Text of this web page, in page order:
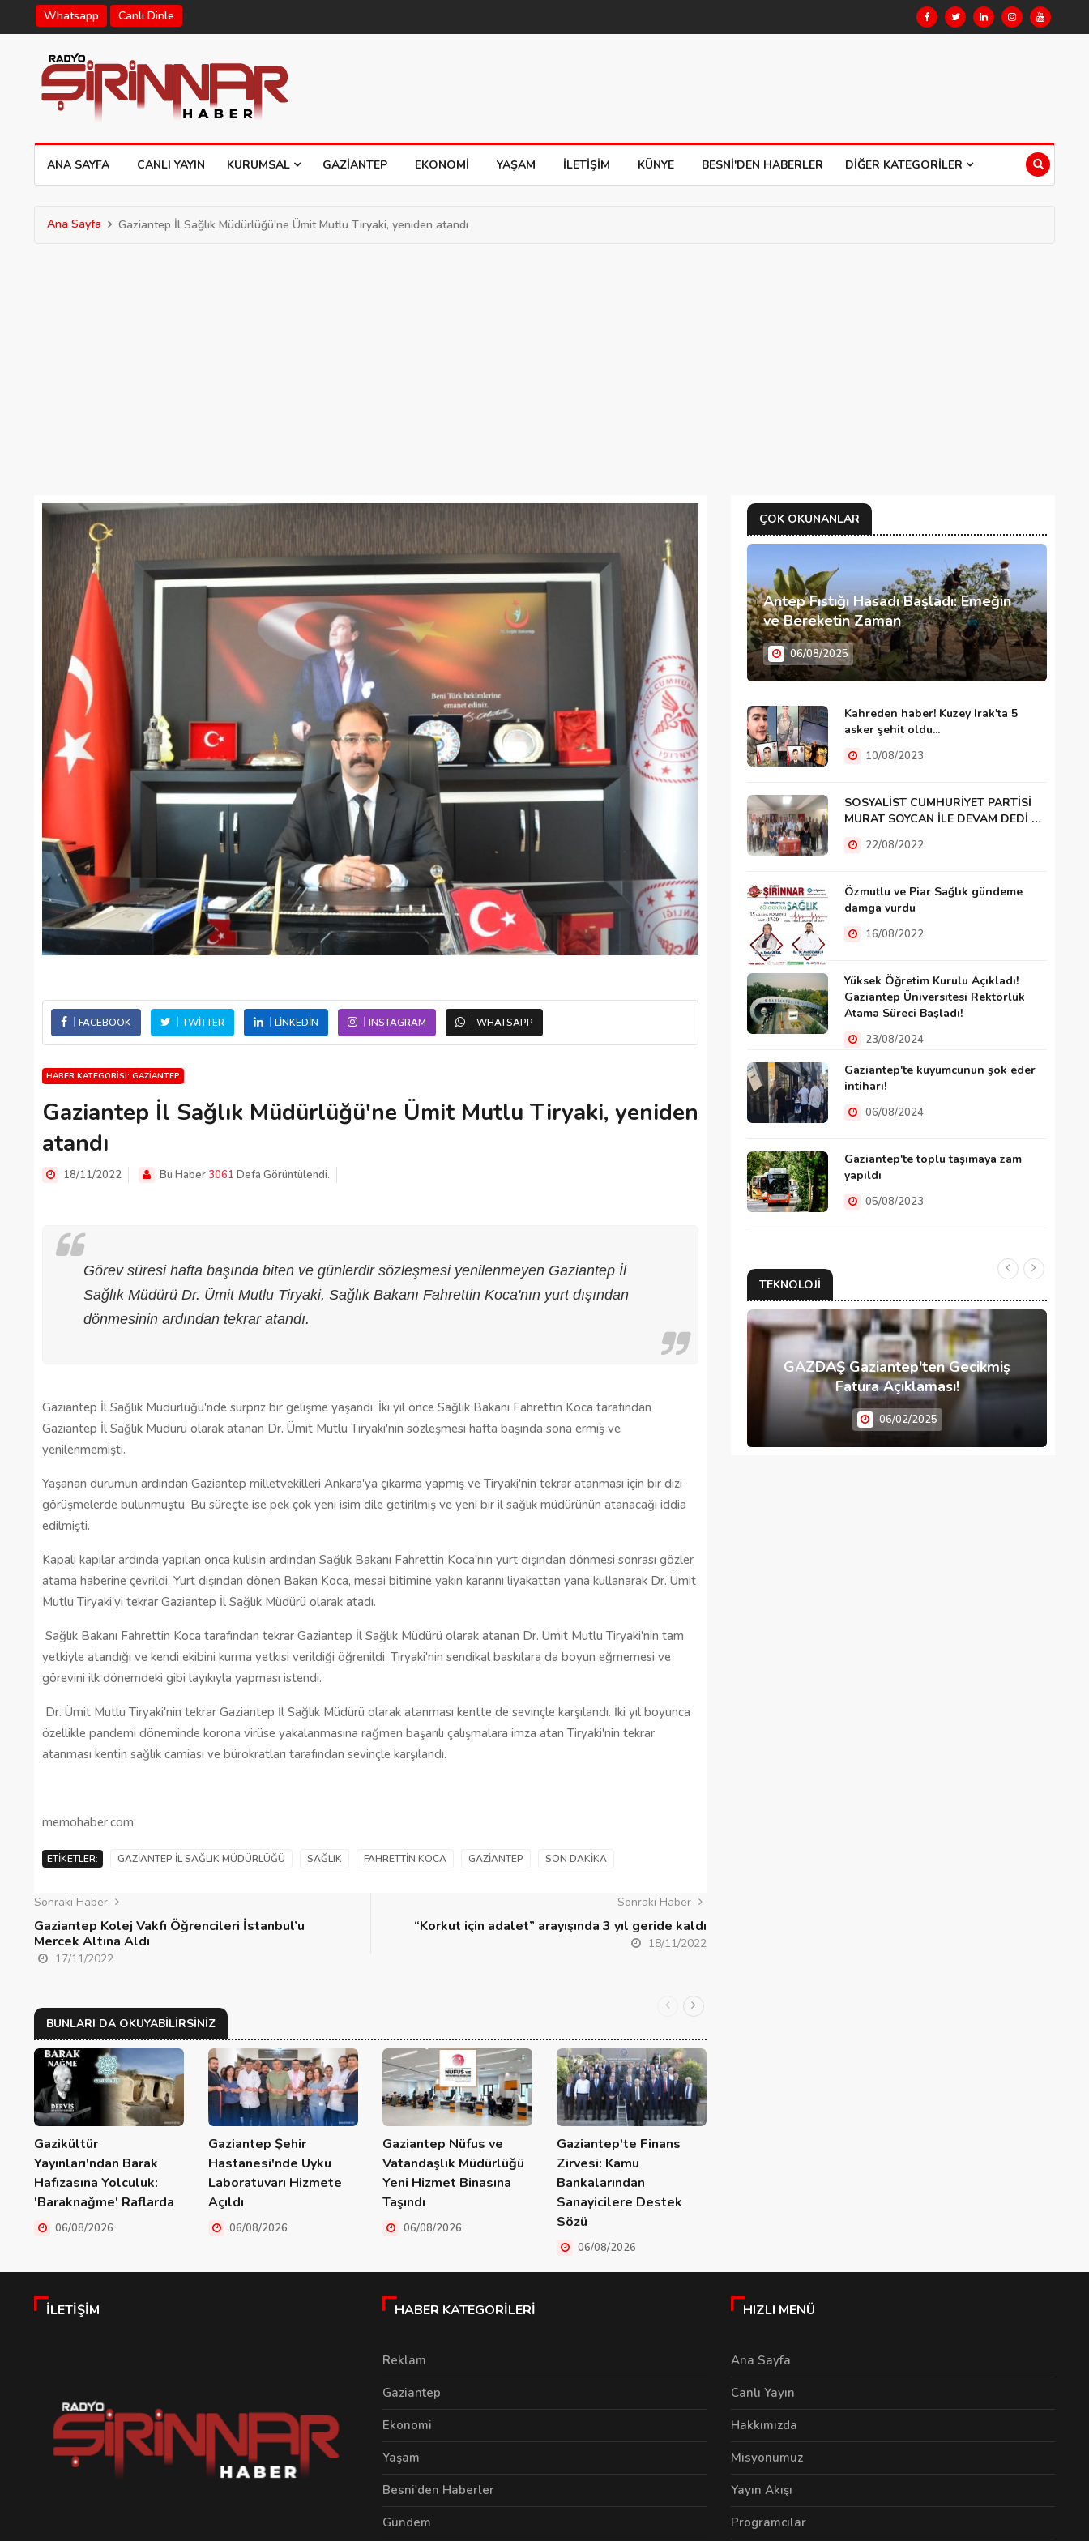
Whatsapp Canlı Dinle
ANA SAYFA CANLI YAYIN KURUMSAL GAZIANTEP EKONOMI YAŞAM İLETIŞIM KÜNYE BESNI'DEN HABERLER DIĞER KATEGORILER
Ana Sayfa Gaziantep İl Sağlık Müdürlüğü'ne Ümit Mutlu Tiryaki, yeniden atandı
FACEBOOK TWITTER LINKEDIN INSTAGRAM WHATSAPP
HABER KATEGORISI: GAZIANTEP
Gaziantep İl Sağlık Müdürlüğü'ne Ümit Mutlu Tiryaki, yeniden
atandı
18/11/2022 Bu Haber3061 Defa Görüntülendi.
Görev süresi hafta başında biten ve günlerdir sözleşmesi yenilenmeyen Gaziantep İl
Sağlık Müdürü Dr. Ümit Mutlu Tiryaki, Sağlık Bakanı Fahrettin Koca'nın yurt dışından
dönmesinin ardından tekrar atandı.
Gaziantep İl Sağlık Müdürlüğü'nde sürpriz bir gelişme yaşandı. İki yıl önce Sağlık Bakanı Fahrettin Koca tarafından
Gaziantep İl Sağlık Müdürü olarak atanan Dr. Ümit Mutlu Tiryaki'nin sözleşmesi hafta başında sona ermiş ve
yenilenmemişti.
Yaşanan durumun ardından Gaziantep milletvekilleri Ankara'ya çıkarma yapmış ve Tiryaki'nin tekrar atanması için bir dizi
görüşmelerde bulunmuştu. Bu süreçte ise pek çok yeni isim dile getirilmiş ve yeni bir il sağlık müdürünün atanacağı iddia
edilmişti.
Kapalı kapılar ardında yapılan onca kulisin ardından Sağlık Bakanı Fahrettin Koca'nın yurt dışından dönmesi sonrası gözler
atama haberine çevrildi. Yurt dışından dönen Bakan Koca, mesai bitimine yakın kararını liyakattan yana kullanarak Dr. Ümit
Mutlu Tiryaki'yi tekrar Gaziantep İl Sağlık Müdürü olarak atadı.
Sağlık Bakanı Fahrettin Koca tarafından tekrar Gaziantep İl Sağlık Müdürü olarak atanan Dr. Ümit Mutlu Tiryaki'nin tam
yetkiyle atandığı ve kendi ekibini kurma yetkisi verildiği öğrenildi. Tiryaki'nin sendikal baskılara da boyun eğmemesi ve
görevini ilk dönemdeki gibi layıkıyla yapması istendi.
Dr. Ümit Mutlu Tiryaki'nin tekrar Gaziantep İl Sağlık Müdürü olarak atanması kentte de sevinçle karşılandı. İki yıl boyunca
özellikle pandemi döneminde korona virüse yakalanmasına rağmen başarılı çalışmalara imza atan Tiryaki'nin tekrar
atanması kentin sağlık camiası ve bürokratları tarafından sevinçle karşılandı.
memohaber.com
ETIKETLER: GAZIANTEP İL SAĞLIK MÜDÜRLÜĞÜ SAĞLIK FAHRETTIN KOCA GAZIANTEP SON DAKIKA
Sonraki Haber
Gaziantep Kolej Vakfı Öğrencileri İstanbul’u
Mercek Altına Aldı
17/11/2022
Sonraki Haber
“Korkut için adalet” arayışında 3 yıl geride kaldı
18/11/2022
BUNLARI DA OKUYABILIRSINIZ
Gazikültür
Yayınları'ndan Barak
Hafızasına Yolculuk:
'Baraknağme' Raflarda
06/08/2026
Gaziantep Şehir
Hastanesi'nde Uyku
Laboratuvarı Hizmete
Açıldı
06/08/2026
Gaziantep Nüfus ve
Vatandaşlık Müdürlüğü
Yeni Hizmet Binasına
Taşındı
06/08/2026
Gaziantep'te Finans
Zirvesi: Kamu
Bankalarından
Sanayicilere Destek
Sözü
06/08/2026
ÇOK OKUNANLAR
Antep Fıstığı Hasadı Başladı: Emeğin
ve Bereketin Zaman
06/08/2025
Kahreden haber! Kuzey Irak'ta 5
asker şehit oldu...
10/08/2023
SOSYALİST CUMHURİYET PARTİSİ
MURAT SOYCAN İLE DEVAM DEDİ …
22/08/2022
Özmutlu ve Piar Sağlık gündeme
damga vurdu
16/08/2022
Yüksek Öğretim Kurulu Açıkladı!
Gaziantep Üniversitesi Rektörlük
Atama Süreci Başladı!
23/08/2024
Gaziantep'te kuyumcunun şok eder
intiharı!
06/08/2024
Gaziantep'te toplu taşımaya zam
yapıldı
05/08/2023
TEKNOLOJI
GAZDAŞ Gaziantep'ten Gecikmiş
Fatura Açıklaması!
06/02/2025
İLETIŞIM HABER KATEGORILERI
Reklam
Gaziantep
Ekonomi
Yaşam
Besni'den Haberler
Gündem
HIZLI MENÜ
Ana Sayfa
Canlı Yayın
Hakkımızda
Misyonumuz
Yayın Akışı
Programcılar